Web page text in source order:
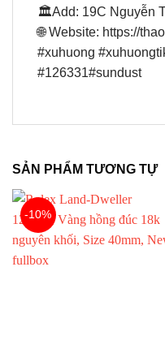
🏛Add: 19C Nguyễn
🌐 Website: https://
#xuhuong
#126331#sundust
SẢN PHẨM TƯƠNG TỰ
-10%